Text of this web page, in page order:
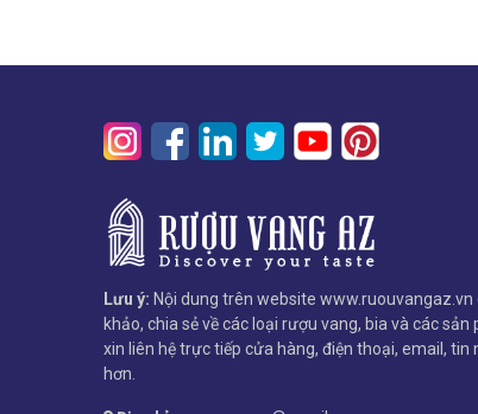
Lưu ý: Nội dung trên website
khảo, chia sẻ về các loại rượu vang, bia và các
xin liên hệ trực tiếp cửa hàng, điện thoại, email,
hơn.